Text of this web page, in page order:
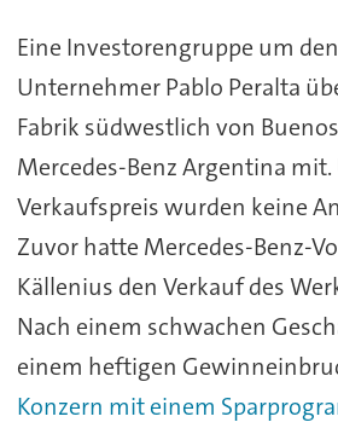
Eine Investorengruppe um
Unternehmer Pablo Peralta
Fabrik südwestlich von
Mercedes-Benz Argentina mit.
Verkaufspreis wurden keine
Zuvor hatte Mercedes-Benz-
Källenius den Verkauf des
Nach einem schwachen
einem heftigen
Konzern mit einem